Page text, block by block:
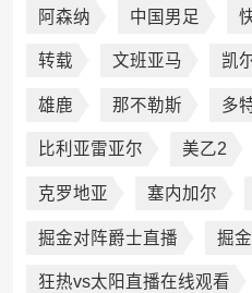
阿森纳 中国男足
转载 文班亚马 凯
雄鹿 那不勒斯 多
比利亚雷亚尔 美乙2
克罗地亚 塞内加尔
掘金对阵爵士直播 掘
狂热vs太阳直播在线观看